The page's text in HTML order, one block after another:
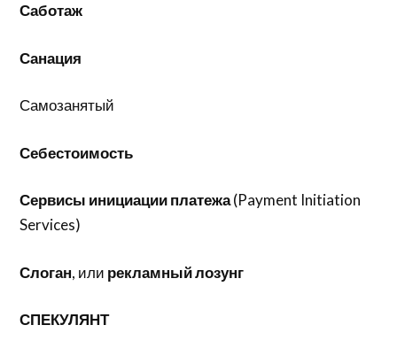
Саботаж
Санация
Самозанятый
Себестоимость
Сервисы инициации платежа(Payment Initiation
Services)
Слоган, или рекламныйлозунг
СПЕКУЛЯНТ